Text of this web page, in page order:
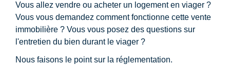
Vous allez vendre ou acheter un logement en viager ?
Vous vous demandez comment fonctionne cette vente
immobilière ? Vous vous posez des questions sur
l'entretien du bien durant le viager ?
Nous faisons le point sur la réglementation.